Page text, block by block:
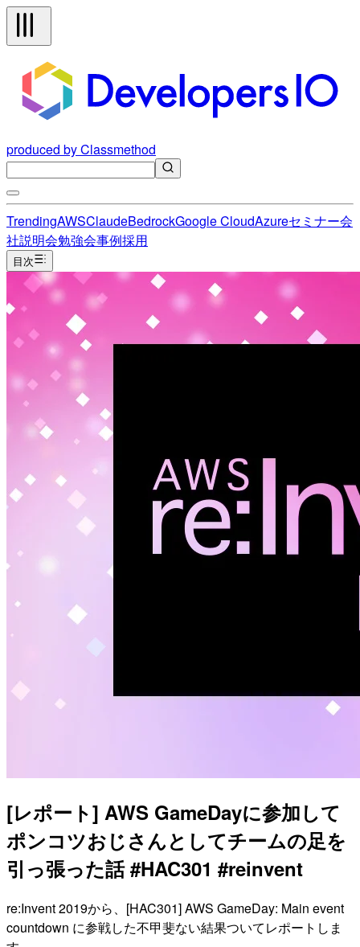
produced by Classmethod
TrendingAWSClaudeBedrockGoogle CloudAzureセミナー会
社説明会勉強会事例採用
目次
[レポート] AWS GameDayに参加して
ポンコツおじさんとしてチームの足を
引っ張った話 #HAC301 #reinvent
re:Invent 2019から、[HAC301] AWS GameDay: Main event
countdown に参戦した不甲斐ない結果ついてレポートしま